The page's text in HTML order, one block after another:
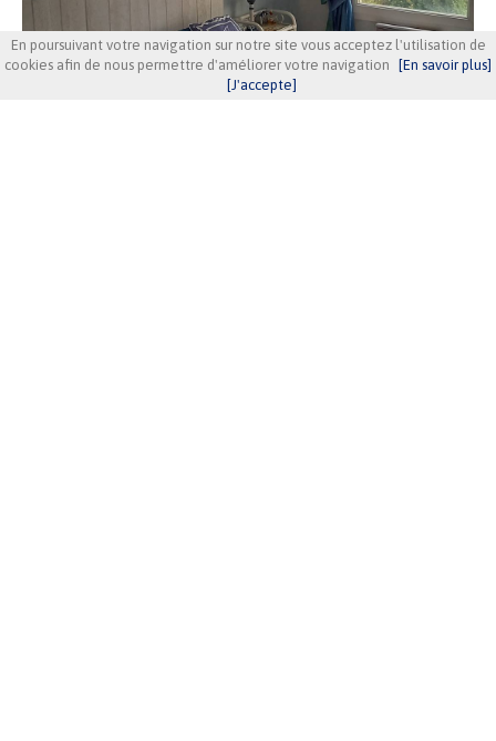
En poursuivant votre navigation sur notre site vous acceptez l'utilisation de
cookies afin de nous permettre d'améliorer votre navigation
[En savoir plus]
[J'accepte]